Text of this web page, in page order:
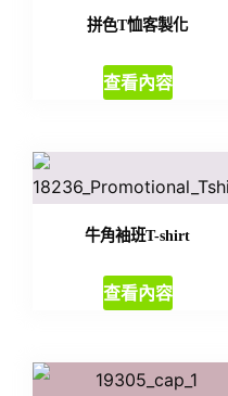
拼色T恤客製化
查看內容
牛角袖班T-shirt
查看內容